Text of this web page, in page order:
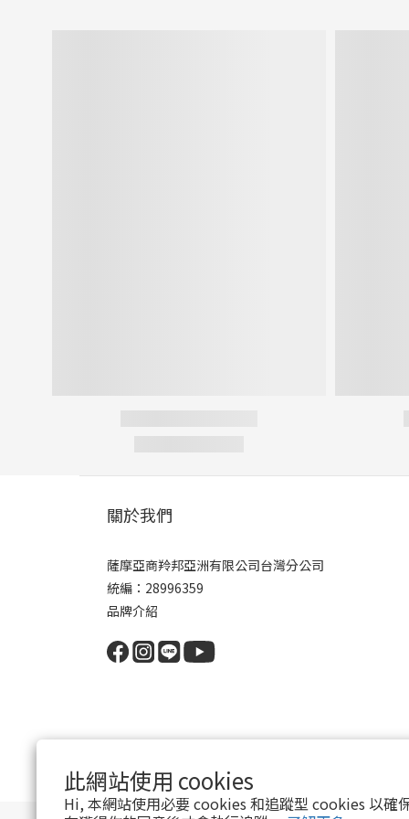
此網站使用 cookies
Hi, 本網站使用必要 cookies 和追蹤型 cookies 以確
關於我們
薩摩亞商羚邦亞洲有限公司台灣分公司
統編：28996359
品牌介紹